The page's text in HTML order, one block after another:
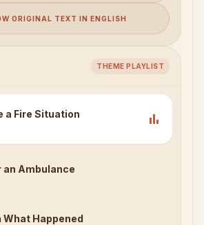
ORIGINAL TEXT IN ENGLISH
THEME PLAYLIST
a Fire Situation bar_chart
an Ambulance
What Happened